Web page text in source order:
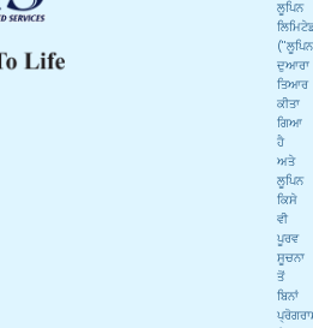
ਲੂਪਿਨ
ਦੁਆਰਾ
ਤਿਆਰ
ਕੀਤਾ
ਗਿਆ
ਹੈ
ਅਤੇ
ਲੂਪਿਨ
ਕਿਸੇ
ਵੀ
ਪੂਰਵ
ਸੂਚਨਾ
ਤੋਂ
ਬਿਨਾਂ